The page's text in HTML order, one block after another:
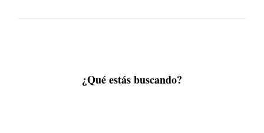
¿Qué estás buscando?